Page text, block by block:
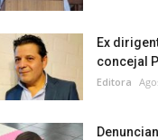
Ex
concejal
Editora